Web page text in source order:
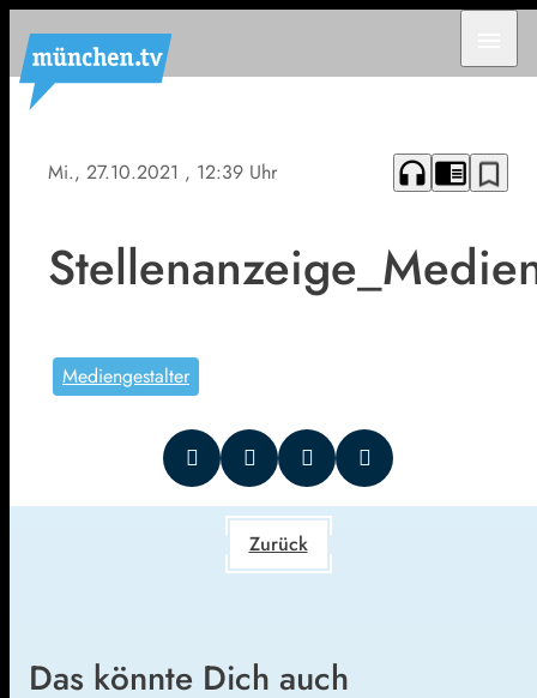
Mi., 27.10.2021 , 12:39 Uhr headphones chrome_reader_mode bookmark_border
Mediengestalter
Zurück
Das könnte Dich auch